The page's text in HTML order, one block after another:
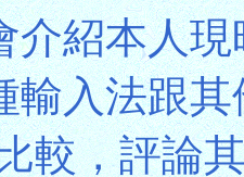
介紹本人
輸入法跟
較，評論